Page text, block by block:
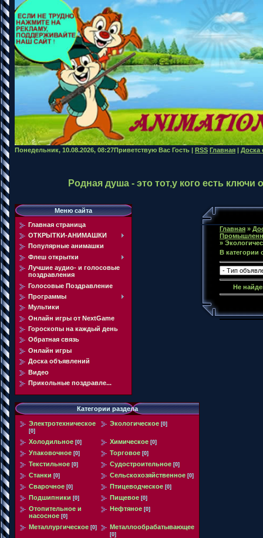
Понедельник, 10.08.2026, 08:27Приветствую Вас Гость | RSS Главная | Доска
Родная душа - это тот,у кого есть
Меню сайта
Главная страница
ОТКРЫТКИ-АНИМАШКИ
Популярные анимашки
Флеш открытки
Лучшие аудио- и голосовые
поздравления
Голосовые Поздравление
Программы
Мультики
Онлайн игры от NextGame
Гороскопы на каждый день
Обратная связь
Онлайн игры
Доска объявлений
Видео
Прикольные поздравле...
Категории раздела
Электротехническое
[0]
Экологическое [0]
Холодильное [0] Химическое [0]
Упаковочное [0] Торговое [0]
Текстильное [0] Судостроительное [0]
Станки [0] Сельскохозяйственное [0]
Сварочное [0] Птицеводческое [0]
Подшипники [0] Пищевое [0]
Отопительное и
насосное [0]
Нефтяное [0]
Металлургическое [0] Металлообрабатывающее
[0]
Главная »
»
В категории
Не